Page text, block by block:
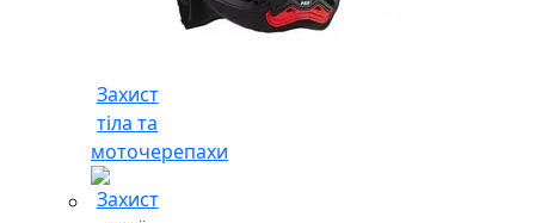
Захист
тіла та
моточерепахи